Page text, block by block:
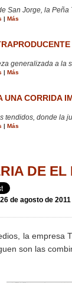
San Jorge, la
| Más
generalizada a la
| Más
UNA CORRIDA
tendidos, donde la
Más
DE
de agosto de 2011
la empresa
son las